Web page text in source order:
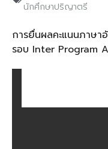
นักศึกษาปริญาตรี
การยื่นผลคะแนนภาษ
รอบ Inter Program